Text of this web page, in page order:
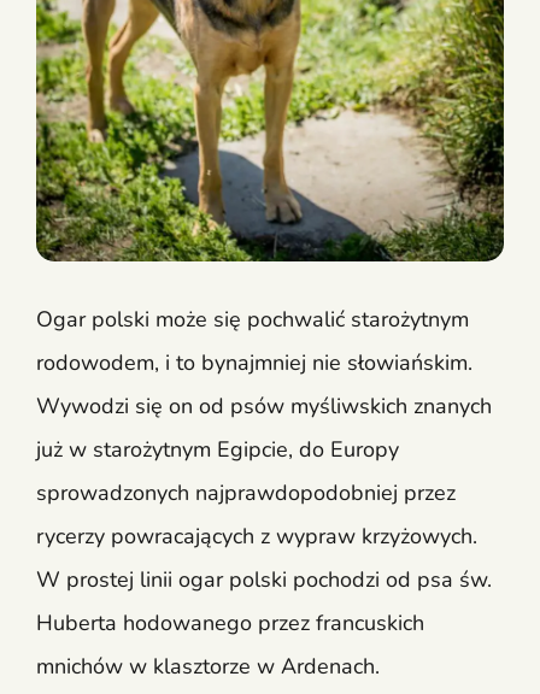
Ogar polski może się pochwalić starożytnym
rodowodem, i to bynajmniej nie słowiańskim.
Wywodzi się on od psów myśliwskich znanych
już w starożytnym Egipcie, do Europy
sprowadzonych najprawdopodobniej przez
rycerzy powracających z wypraw krzyżowych.
W prostej linii ogar polski pochodzi od psa św.
Huberta hodowanego przez francuskich
mnichów w klasztorze w Ardenach.